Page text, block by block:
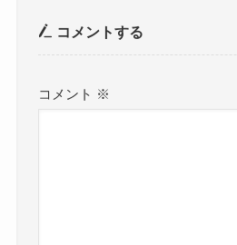
コメントする
コメント ※